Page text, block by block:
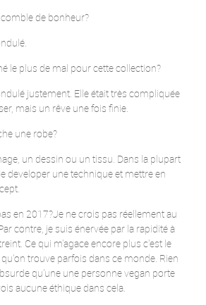
de bonheur?
le plus de mal pour cette collection?
justement. Elle était très compliquée
mais un rêve une fois finie.
une robe?
un dessin ou un tissu. Dans la plupart
developer une technique et mettre en
en 2017?Je ne crois pas réellement au
contre, je suis énervée par la rapidité à
Ce qui m'agace encore plus c'est le
trouve parfois dans ce monde. Rien
qu'une une personne vegan porte
aucune éthique dans cela.